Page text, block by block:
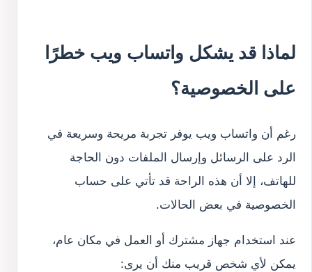
لماذا قد يشكل واتساب ويب خطرًا
على الخصوصية؟
رغم أن واتساب ويب يوفر تجربة مريحة وسريعة في
الرد على الرسائل وإرسال الملفات دون الحاجة
للهاتف، إلا أن هذه الراحة قد تأتي على حساب
الخصوصية في بعض الحالات.
عند استخدام جهاز مشترك أو العمل في مكان عام،
يمكن لأي شخص قريب منك أن يرى: